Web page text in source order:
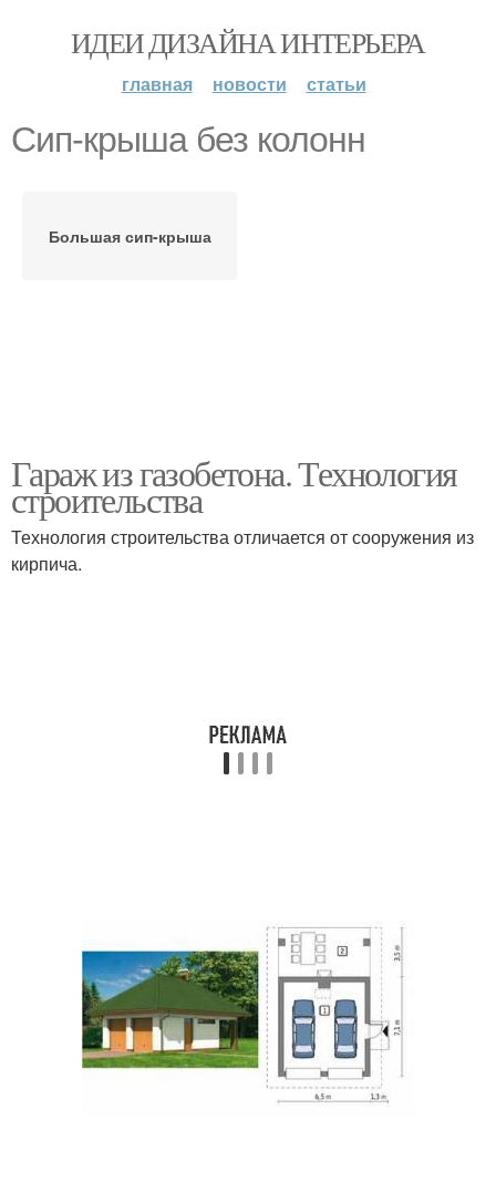
ИДЕИ ДИЗАЙНА ИНТЕРЬЕРА
главная новости статьи
Сип-крыша без колонн
Большая сип-крыша
Гараж из газобетона. Технология
строительства
Технология строительства отличается от сооружения из
кирпича.